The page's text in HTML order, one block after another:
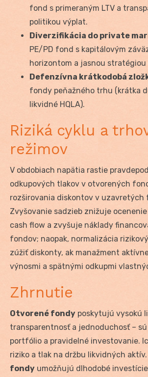
fond s primeraným LTV a
politikou výplat.
Diverzifikácia do private
PE/PD fond s kapitálovým
horizontom a jasnou stratégiou
Defenzívna krátkodobá
fondy peňažného trhu (krátka
likvidné HQLA).
Riziká cyklu a
režimov
V obdobiach napätia rastie
odkupových tlakov v otvorených
rozširovania diskontov v uzavretých
Zvyšovanie sadzieb znižuje
cash flow a zvyšuje náklady
fondov; naopak, normalizácia
zúžiť diskonty, ak manažment
výnosmi a spätnými odkupmi
Zhrnutie
Otvorené fondy poskytujú vysokú
transparentnosť a jednoduchosť –
portfólio a pravidelné investovanie.
riziko a tlak na držbu likvidných aktív.
fondy umožňujú dlhodobé